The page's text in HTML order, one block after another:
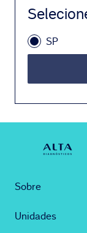
SP
Sobre
Unidades